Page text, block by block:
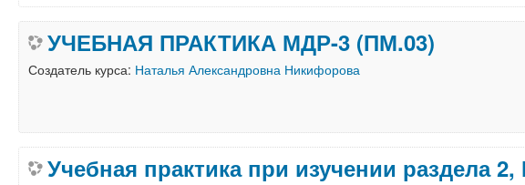
УЧЕБНАЯ ПРАКТИКА МДР-3 (ПМ.03)
Создатель курса: Наталья Александровна Никифорова
Учебная практика при изучении раздела